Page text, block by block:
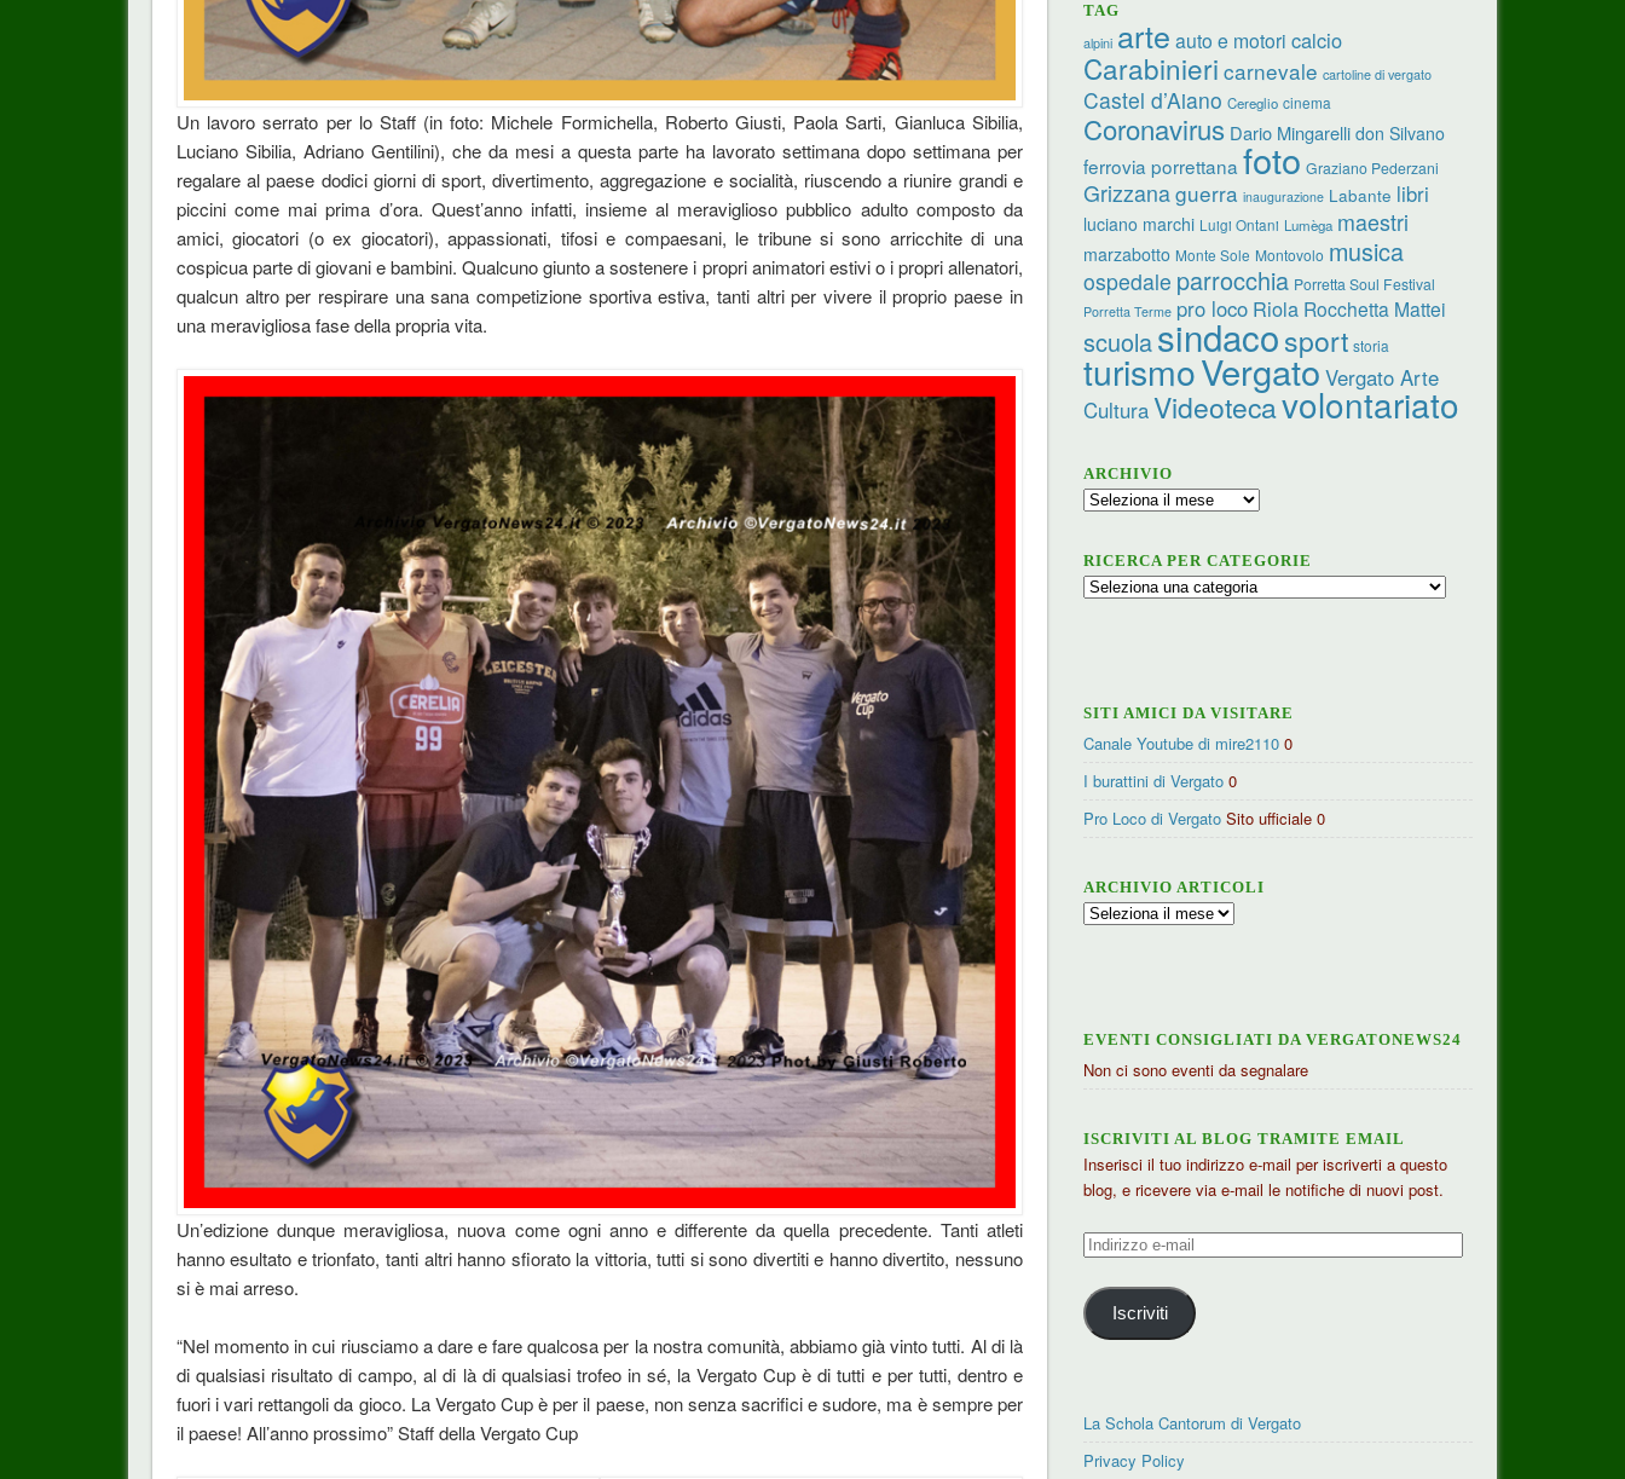
Un lavoro serrato per lo Staff (in foto: Michele Formichella, Roberto Giusti, Paola Sarti, Gianluca Sibilia,
Luciano Sibilia, Adriano Gentilini), che da mesi a questa parte ha lavorato settimana dopo settimana per
regalare al paese dodici giorni di sport, divertimento, aggregazione e socialità, riuscendo a riunire grandi e
piccini come mai prima d’ora. Quest’anno infatti, insieme al meraviglioso pubblico adulto composto da
amici, giocatori (o ex giocatori), appassionati, tifosi e compaesani, le tribune si sono arricchite di una
cospicua parte di giovani e bambini. Qualcuno giunto a sostenere i propri animatori estivi o i propri allenatori,
qualcun altro per respirare una sana competizione sportiva estiva, tanti altri per vivere il proprio paese in
una meravigliosa fase della propria vita.
Un’edizione dunque meravigliosa, nuova come ogni anno e differente da quella precedente. Tanti atleti
hanno esultato e trionfato, tanti altri hanno sfiorato la vittoria, tutti si sono divertiti e hanno divertito, nessuno
si è mai arreso.
“Nel momento in cui riusciamo a dare e fare qualcosa per la nostra comunità, abbiamo già vinto tutti. Al di là
di qualsiasi risultato di campo, al di là di qualsiasi trofeo in sé, la Vergato Cup è di tutti e per tutti, dentro e
fuori i vari rettangoli da gioco. La Vergato Cup è per il paese, non senza sacrifici e sudore, ma è sempre per
il paese! All’anno prossimo” Staff della Vergato Cup
TAG
alpini arte auto e motori calcio
Carabinieri carnevale cartoline di vergato
Castel d’Aiano Cereglio cinema
Coronavirus Dario Mingarelli don Silvano
ferrovia porrettana foto Graziano Pederzani
Grizzanaguerra inaugurazione Labante libri
luciano marchi Luigi Ontani Lumèga maestri
marzabotto Monte Sole Montovolo musica
ospedale parrocchia Porretta Soul Festival
Porretta Terme pro loco Riola Rocchetta Mattei
scuolasindacosport storia
turismoVergato Vergato Arte
CulturaVideotecavolontariato
ARCHIVIO
Archivio
RICERCA PER CATEGORIE
Ricerca
SITI AMICI DA VISITARE
Canale Youtube di mire2110 0
I burattini di Vergato 0
Pro Loco di Vergato Sito ufficiale 0
ARCHIVIO ARTICOLI
Archivio
EVENTI CONSIGLIATI DA VERGATONEWS24
Non ci sono eventi da segnalare
ISCRIVITI AL BLOG TRAMITE EMAIL
Inserisci il tuo indirizzo e-mail per iscriverti a questo
blog, e ricevere via e-mail le notifiche di nuovi post.
Indirizzo
mail
Iscriviti
La Schola Cantorum di Vergato
Privacy Policy